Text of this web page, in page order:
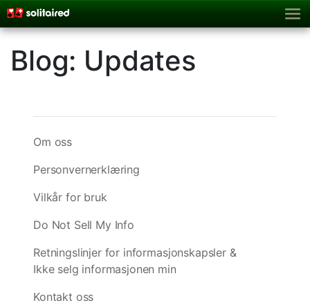
Blog: Updates
Om oss
Personvernerklæring
Vilkår for bruk
Do Not Sell My Info
Retningslinjer for informasjonskapsler &
Ikke selg informasjonen min
Kontakt oss